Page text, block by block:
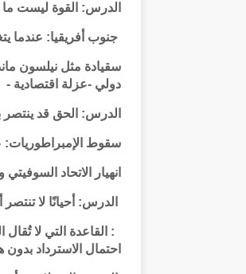
الدرس: القوة ليست
جنوب أفريقيا: عندما
سقيادة مثل نيلسون
دولي -عزلة اقتصادية -
الدرس: الحق قد
سقوط الإمبراطوريات:
انهيار الاتحاد
الدرس: أحيانًا لا
: القاعدة التي لا
احتمال الاسترداد